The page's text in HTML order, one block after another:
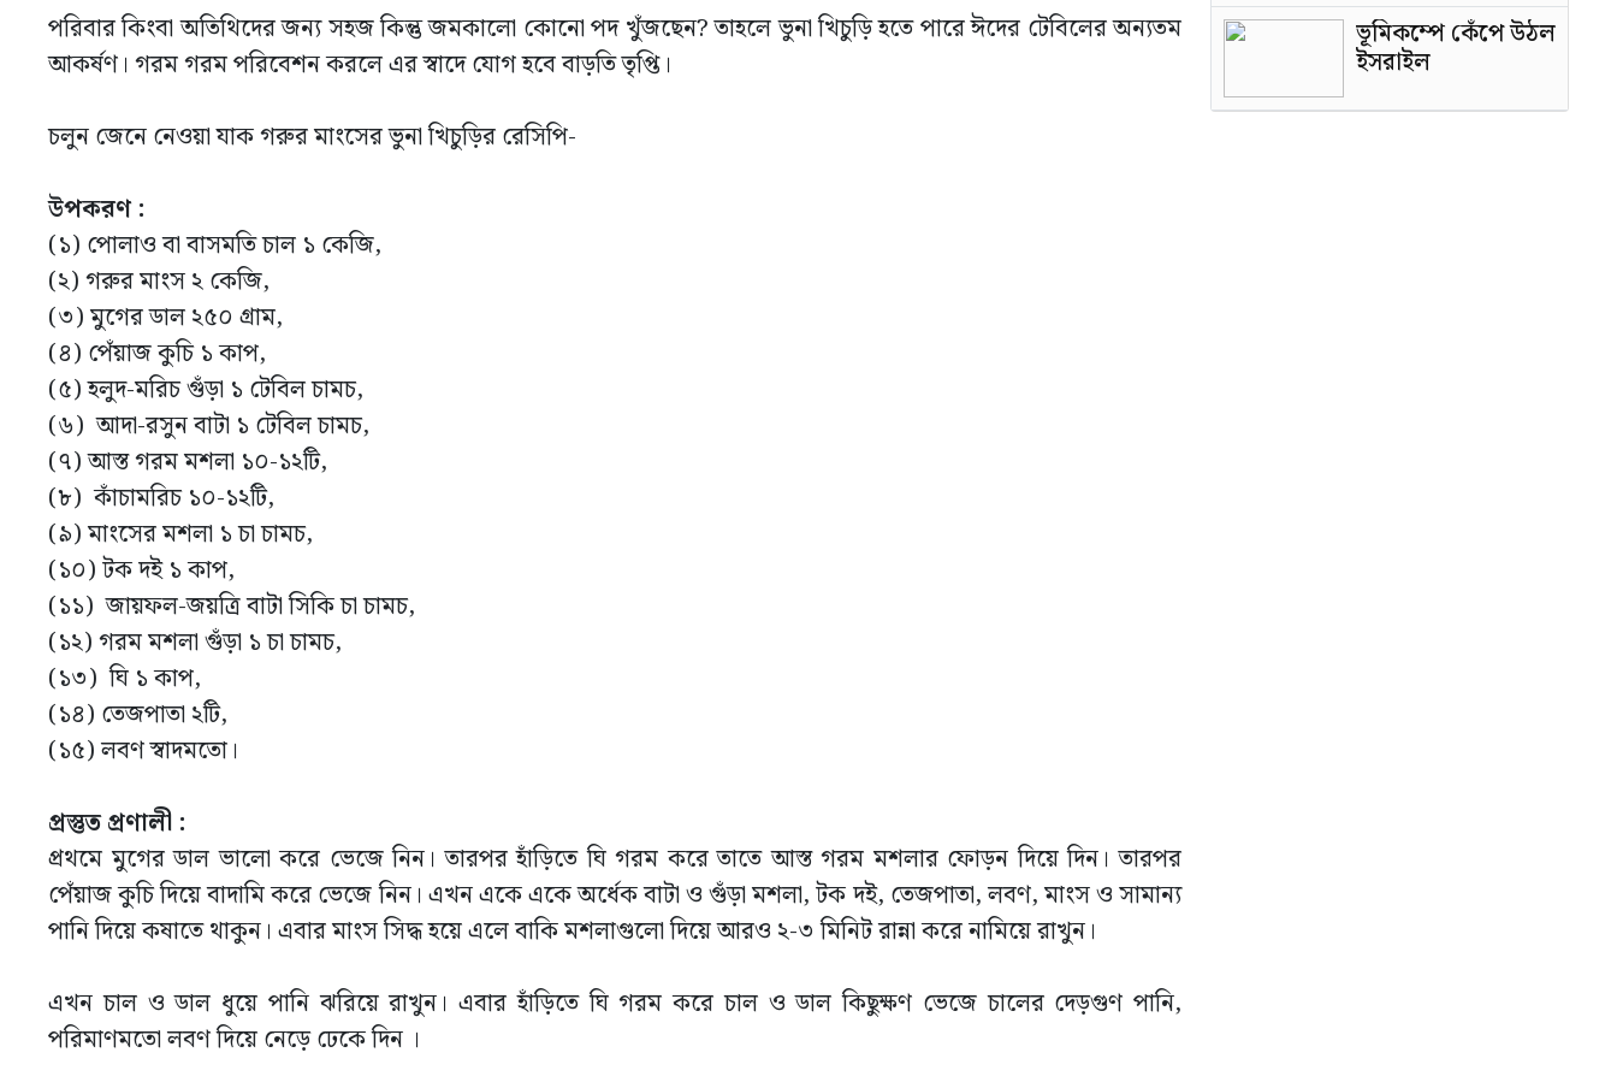
পরিবার কিংবা অতিথিদের জন্য সহজ কিন্তু জমকালো কোনো পদ খুঁজছেন? তাহলে ভুনা খিচুড়ি হতে পারে ঈদের টেবিলের অন্যতম
আকর্ষণ। গরম গরম পরিবেশন করলে এর স্বাদে যোগ হবে বাড়তি তৃপ্তি।
চলুন জেনে নেওয়া যাক গরুর মাংসের ভুনা খিচুড়ির রেসিপি-
উপকরণ :
(১) পোলাও বা বাসমতি চাল ১ কেজি,
(২) গরুর মাংস ২ কেজি,
(৩) মুগের ডাল ২৫০ গ্রাম,
(৪) পেঁয়াজ কুচি ১ কাপ,
(৫) হলুদ-মরিচ গুঁড়া ১ টেবিল চামচ,
(৬) আদা-রসুন বাটা ১ টেবিল চামচ,
(৭) আস্ত গরম মশলা ১০-১২টি,
(৮) কাঁচামরিচ ১০-১২টি,
(৯) মাংসের মশলা ১ চা চামচ,
(১০) টক দই ১ কাপ,
(১১) জায়ফল-জয়ত্রি বাটা সিকি চা চামচ,
(১২) গরম মশলা গুঁড়া ১ চা চামচ,
(১৩) ঘি ১ কাপ,
(১৪) তেজপাতা ২টি,
(১৫) লবণ স্বাদমতো।
প্রস্তুত প্রণালী :
প্রথমে মুগের ডাল ভালো করে ভেজে নিন। তারপর হাঁড়িতে ঘি গরম করে তাতে আস্ত গরম মশলার ফোড়ন দিয়ে দিন। তারপর
পেঁয়াজ কুচি দিয়ে বাদামি করে ভেজে নিন। এখন একে একে অর্ধেক বাটা ও গুঁড়া মশলা, টক দই, তেজপাতা, লবণ, মাংস ও সামান্য
পানি দিয়ে কষাতে থাকুন। এবার মাংস সিদ্ধ হয়ে এলে বাকি মশলাগুলো দিয়ে আরও ২-৩ মিনিট রান্না করে নামিয়ে রাখুন।
এখন চাল ও ডাল ধুয়ে পানি ঝরিয়ে রাখুন। এবার হাঁড়িতে ঘি গরম করে চাল ও ডাল কিছুক্ষণ ভেজে চালের দেড়গুণ পানি,
পরিমাণমতো লবণ দিয়ে নেড়ে ঢেকে দিন ।
ভূমিকম্পে কেঁপে উঠল
ইসরাইল